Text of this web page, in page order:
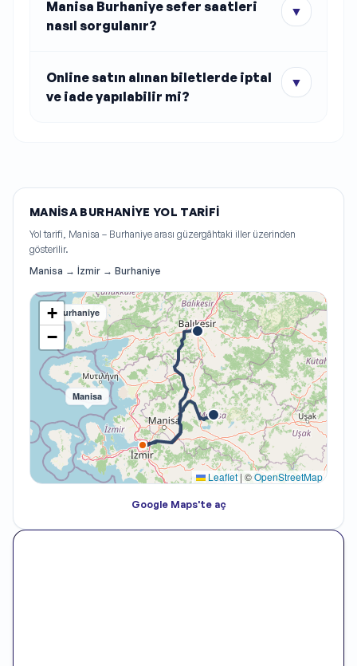
Manisa Burhaniye sefer saatleri
nasıl sorgulanır?
▼
Online satın alınan biletlerde iptal
ve iade yapılabilir mi?
▼
MANISA BURHANIYE YOL TARIFI
Yol tarifi, Manisa – Burhaniye arası güzergâhtaki iller üzerinden
gösterilir.
Manisa → İzmir → Burhaniye
Manisa
Burhaniye
+
−
Leaflet | ©OpenStreetMap
Google Maps'te aç